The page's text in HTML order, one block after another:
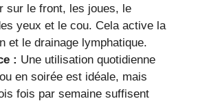
sur le front, les joues, le
yeux et le cou. Cela active la
et le drainage lymphatique.
: Une utilisation quotidienne
en soirée est idéale, mais
fois par semaine suffisent